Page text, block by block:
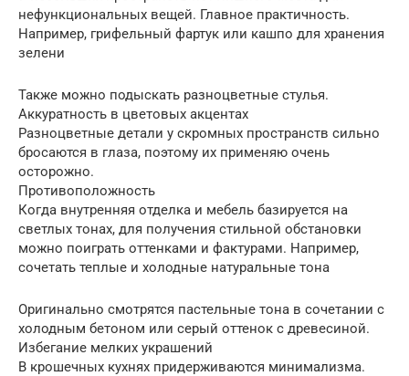
нефункциональных вещей. Главное практичность.
Например, грифельный фартук или кашпо для хранения
зелени
Также можно подыскать разноцветные стулья.
Аккуратность в цветовых акцентах
Разноцветные детали у скромных пространств сильно
бросаются в глаза, поэтому их применяю очень
осторожно.
Противоположность
Когда внутренняя отделка и мебель базируется на
светлых тонах, для получения стильной обстановки
можно поиграть оттенками и фактурами. Например,
сочетать теплые и холодные натуральные тона
Оригинально смотрятся пастельные тона в сочетании с
холодным бетоном или серый оттенок с древесиной.
Избегание мелких украшений
В крошечных кухнях придерживаются минимализма.